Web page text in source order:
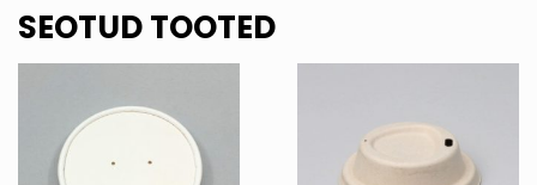
SEOTUD TOOTED